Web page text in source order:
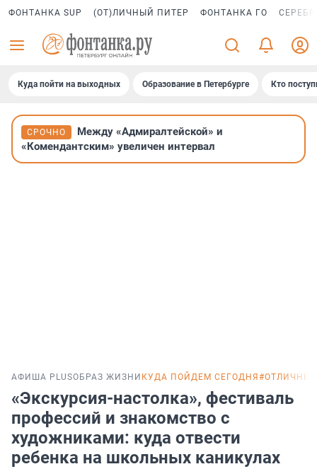
ФОНТАНКА SUP (ОТ)ЛИЧНЫЙ ПИТЕР ФОНТАНКА ГО
Куда пойти на выходных Образование в Петербурге Кто
СРОЧНО
Между «Адмиралтейской» и
«Комендантским» увеличен интервал
АФИША PLUSОБРАЗ ЖИЗНИ КУДА ПОЙДЕМ СЕГОДНЯ
«Экскурсия-настолка», фестиваль
профессий и знакомство с
художниками: куда отвести
ребенка на школьных каникулах